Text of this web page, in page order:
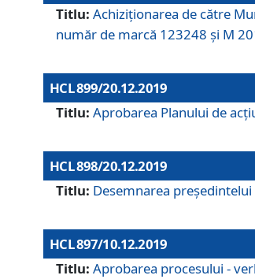
Titlu: Achiziționarea de către
număr de marcă 123248 și M
HCL 899/20.12.2019
Titlu: Aprobarea Planului de
HCL 898/20.12.2019
Titlu: Desemnarea
HCL 897/10.12.2019
Titlu: Aprobarea procesului -